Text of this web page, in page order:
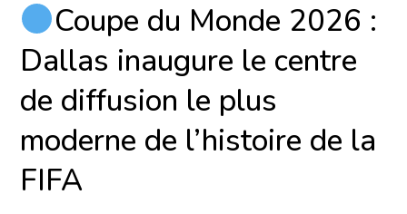
Coupe du Monde 2026 :
Dallas inaugure le centre
de diffusion le plus
moderne de l’histoire de la
FIFA